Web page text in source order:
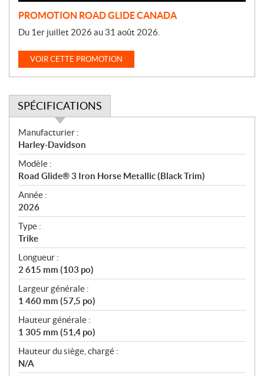
PROMOTION ROAD GLIDE CANADA
Du 1er juillet 2026 au 31 août 2026.
VOIR CETTE PROMOTION
SPÉCIFICATIONS
S
p
é
c
i
f
i
c
a
t
i
o
n
s
Manufacturier :
Harley-Davidson
Modèle :
Road Glide® 3 Iron Horse Metallic (Black Trim)
Année :
2026
Type :
Trike
Longueur :
2 615 mm (103 po)
Largeur générale :
1 460 mm (57,5 po)
Hauteur générale :
1 305 mm (51,4 po)
Hauteur du siège, chargé :
N/A